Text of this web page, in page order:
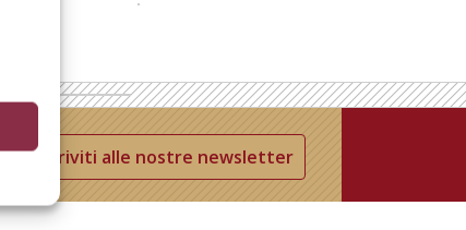
Iscriviti alle nostre newsletter